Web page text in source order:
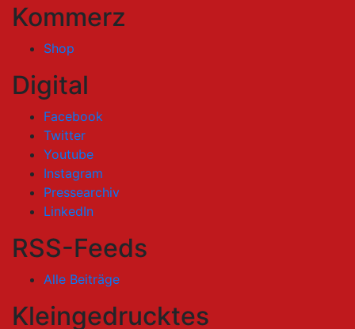
Kommerz
Shop
Digital
Facebook
Twitter
Youtube
Instagram
Pressearchiv
LinkedIn
RSS-Feeds
Alle Beiträge
Kleingedrucktes